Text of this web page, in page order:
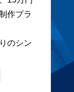
作プラ
のシン